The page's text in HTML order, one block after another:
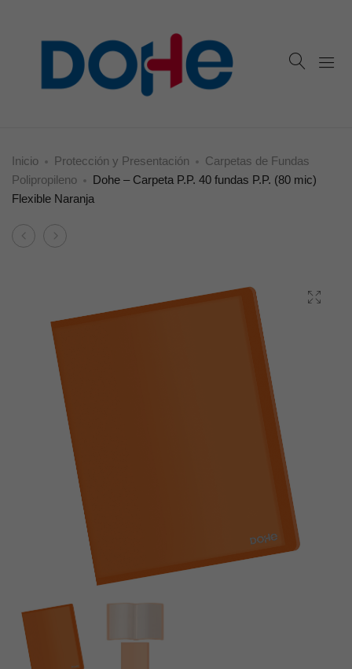
Inicio Protección y Presentación
Carpetas de Fundas
Polipropileno
Dohe – Carpeta P.P. 40 fundas P.P. (80 mic)
Flexible Naranja
Product
Dohe
fundas
Flexible
Dohe
fundas
P.P.
(80
mic)
Negra
Lomo
Personalizable